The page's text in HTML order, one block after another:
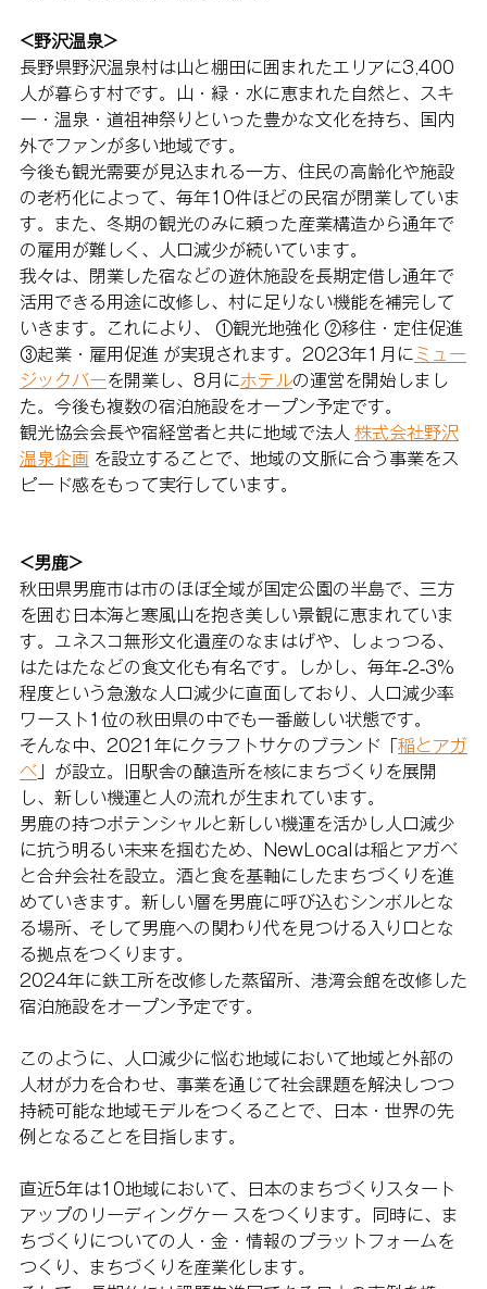
<野沢温泉>
長野県野沢温泉村は山と棚田に囲まれたエリアに3,400
人が暮らす村です。山・緑・水に恵まれた自然と、スキ
ー・温泉・道祖神祭りといった豊かな文化を持ち、国内
外でファンが多い地域です。
今後も観光需要が見込まれる一方、住民の高齢化や施設
の老朽化によって、毎年10件ほどの民宿が閉業していま
す。また、冬期の観光のみに頼った産業構造から通年で
の雇用が難しく、人口減少が続いています。
我々は、閉業した宿などの遊休施設を長期定借し通年で
活用できる用途に改修し、村に足りない機能を補完して
いきます。これにより、 ①観光地強化 ②移住・定住促進
③起業・雇用促進 が実現されます。2023年1月に ミュー
ジックバーを開業し、8月にホテルの運営を開始しまし
た。今後も複数の宿泊施設をオープン予定です。
観光協会会長や宿経営者と共に地域で法人 株式会社野沢
温泉企画 を設立することで、地域の文脈に合う事業をス
ピード感をもって実行しています。
<男鹿>
秋田県男鹿市は市のほぼ全域が国定公園の半島で、三方
を囲む日本海と寒風山を抱き美しい景観に恵まれていま
す。ユネスコ無形文化遺産のなまはげや、しょっつる、
はたはたなどの食文化も有名です。しかし、毎年-2-3%
程度という急激な人口減少に直面しており、人口減少率
ワースト1位の秋田県の中でも一番厳しい状態です。
そんな中、2021年にクラフトサケのブランド「 稲とアガ
ベ 」が設立。旧駅舎の醸造所を核にまちづくりを展開
し、新しい機運と人の流れが生まれています。
男鹿の持つポテンシャルと新しい機運を活かし人口減少
に抗う明るい未来を掴むため、NewLocalは稲とアガベ
と合弁会社を設立。酒と食を基軸にしたまちづくりを進
めていきます。新しい層を男鹿に呼び込むシンボルとな
る場所、そして男鹿への関わり代を見つける入り口とな
る拠点をつくります。
2024年に鉄工所を改修した蒸留所、港湾会館を改修した
宿泊施設をオープン予定です。
このように、人口減少に悩む地域において地域と外部の
人材が力を合わせ、事業を通じて社会課題を解決しつつ
持続可能な地域モデルをつくることで、日本・世界の先
例となることを目指します。
直近5年は10地域において、日本のまちづくりスタート
アップのリーディングケー スをつくります。同時に、ま
ちづくりについての人・金・情報のプラットフォームを
つくり、まちづくりを産業化します。